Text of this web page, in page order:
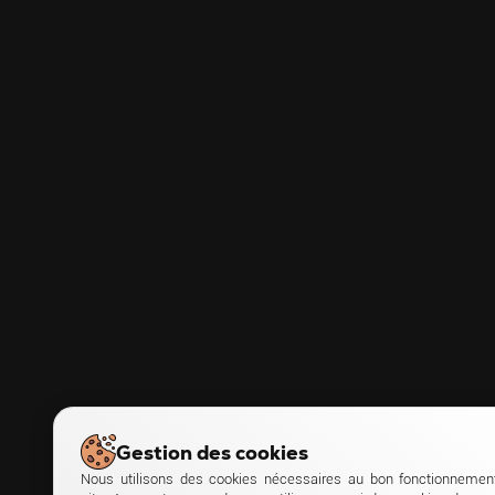
Gestion des cookies
Nous utilisons des cookies nécessaires au bon